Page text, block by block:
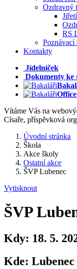
Ozdravný
RS
Poznávací
Kontakty
Jídelníček
Dokumenty ke
Vítáme Vás na
Císaře, příspěvková
Úvodní stránka
Škola
Akce školy
Ostatní akce
ŠVP Lubenec
Vytisknout
ŠVP
Kdy: 18. 5.
Kde: Lubenec